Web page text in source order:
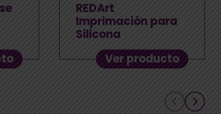
REDArt
Imprimación para
Silicona
Ver producto